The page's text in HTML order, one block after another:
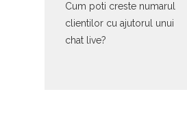
Cum poti creste numarul
clientilor cu ajutorul unui
chat live?